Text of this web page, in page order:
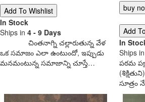
In Stock
Ships in 4 - 9 Days
చింతనాగ్ని చల్లారుతున్న వేళ
ఒక సమాజం ఎలా ఉంటుందో, ఇప్పుడు
మనమంటున్న సమాజాన్ని చూస్తే…
In
Ships in
పఠమ
సూత్రం